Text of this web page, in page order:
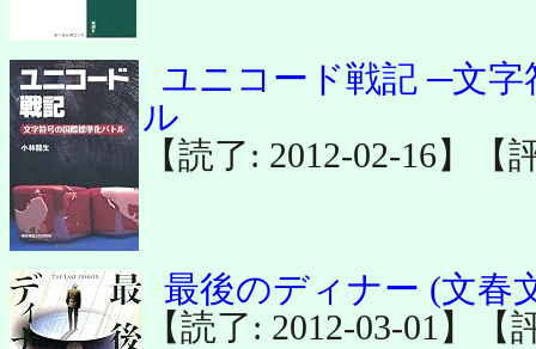
ユニコード戦記 ─文
ル
【読了: 2012-02-16】【
最後のディナー (文春
【読了: 2012-03-01】【